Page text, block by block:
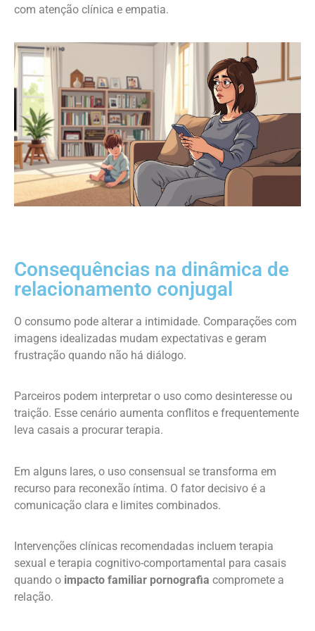
com atenção clínica e empatia.
Consequências na dinâmica de
relacionamento conjugal
O consumo pode alterar a intimidade. Comparações com
imagens idealizadas mudam expectativas e geram
frustração quando não há diálogo.
Parceiros podem interpretar o uso como desinteresse ou
traição. Esse cenário aumenta conflitos e frequentemente
leva casais a procurar terapia.
Em alguns lares, o uso consensual se transforma em
recurso para reconexão íntima. O fator decisivo é a
comunicação clara e limites combinados.
Intervenções clínicas recomendadas incluem terapia
sexual e terapia cognitivo-comportamental para casais
quando o impacto familiar pornografia compromete a
relação.